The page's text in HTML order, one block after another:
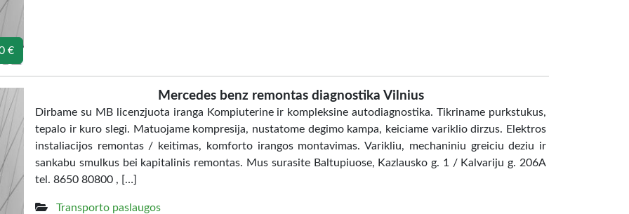
€
Mercedes benz remontas diagnostika Vilnius
Dirbame su MB licenzjuota iranga Kompiuterine ir kompleksine autodiagnostika. Tikriname purkstukus,
tepalo ir kuro slegi. Matuojame kompresija, nustatome degimo kampa, keiciame variklio dirzus. Elektros
instaliacijos remontas / keitimas, komforto irangos montavimas. Varikliu, mechaniniu greiciu deziu ir
sankabu smulkus bei kapitalinis remontas. Mus surasite Baltupiuose, Kazlausko g. 1 / Kalvariju g. 206A
tel. 8650 80800 , […]
Transporto paslaugos